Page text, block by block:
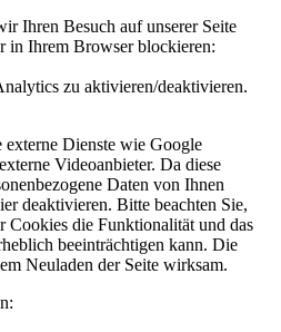
Ihren Besuch auf unserer Seite
in Ihrem Browser blockieren:
zu aktivieren/deaktivieren.
externe Dienste wie Google
Videoanbieter. Da diese
Daten von Ihnen
deaktivieren. Bitte beachten Sie,
Cookies die Funktionalität und das
beeinträchtigen kann. Die
Neuladen der Seite wirksam.